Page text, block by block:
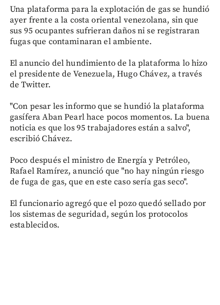
Una plataforma para la explotación de gas se hundió
ayer frente a la costa oriental venezolana, sin que
sus 95 ocupantes sufrieran daños ni se registraran
fugas que contaminaran el ambiente.
El anuncio del hundimiento de la plataforma lo hizo
el presidente de Venezuela, Hugo Chávez, a través
de Twitter.
"Con pesar les informo que se hundió la plataforma
gasífera Aban Pearl hace pocos momentos. La buena
noticia es que los 95 trabajadores están a salvo",
escribió Chávez.
Poco después el ministro de Energía y Petróleo,
Rafael Ramírez, anunció que "no hay ningún riesgo
de fuga de gas, que en este caso sería gas seco".
El funcionario agregó que el pozo quedó sellado por
los sistemas de seguridad, según los protocolos
establecidos.